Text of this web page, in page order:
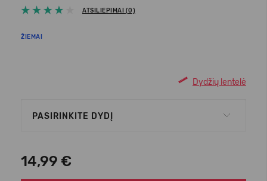
ATSILIEPIMAI (0)
ŽIEMAI
Dydžių lentelė
PASIRINKITE DYDĮ
14,99 €